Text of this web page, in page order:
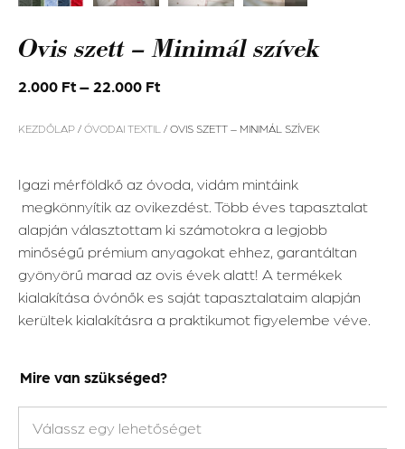
Ovis szett – Minimál szívek
2.000 Ft – 22.000 Ft
KEZDŐLAP / ÓVODAI TEXTIL / OVIS SZETT – MINIMÁL SZÍVEK
Igazi mérföldkő az óvoda, vidám mintáink
megkönnyítik az ovikezdést. Több éves tapasztalat
alapján választottam ki számotokra a legjobb
minőségű prémium anyagokat ehhez, garantáltan
gyönyörű marad az ovis évek alatt! A termékek
kialakítása óvónők es saját tapasztalataim alapján
kerültek kialakításra a praktikumot figyelembe véve.
Mire van szükséged?